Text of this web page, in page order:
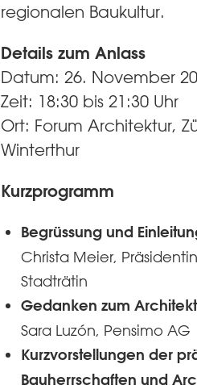
regionalen Baukultur.
Details zum Anlass
Datum: 26. November
Zeit: 18:30 bis 21:30 Uhr
Ort: Forum Architektur,
Winterthur
Kurzprogramm
Begrüssung und
Christa Meier,
Stadträtin
Gedanken zum
Sara Luzón, Pensimo AG
Kurzvorstellungen der
Bauherrschaften und